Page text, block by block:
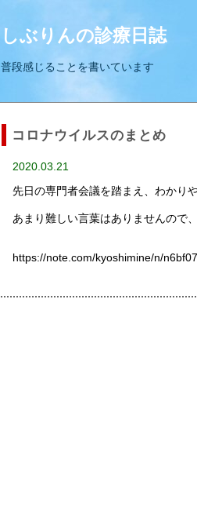
しぶりんの診療日誌
普段感じることを書いています
コロナウイルスのまとめ
2020.03.21
先日の専門者会議を踏まえ、わかり
あまり難しい言葉はありませんので
https://note.com/kyoshimine/n/